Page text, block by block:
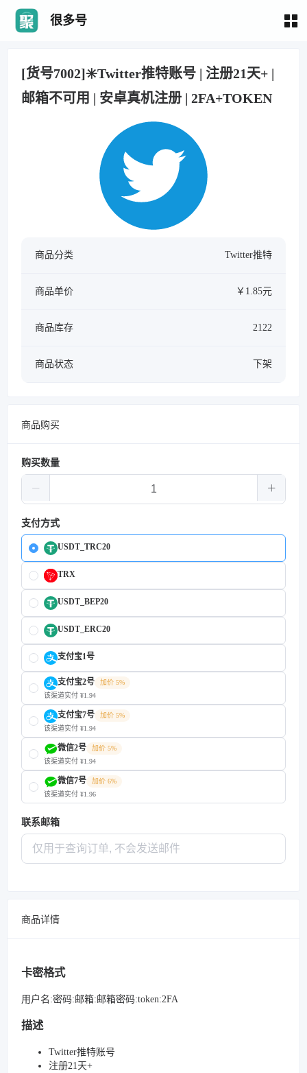
很多号
[货号7002]✳️Twitter推特账号 | 注册21天+ |
邮箱不可用 | 安卓真机注册 | 2FA+TOKEN
商品分类 Twitter推特
商品单价 ￥1.85元
商品库存 2122
商品状态 下架
商品购买
购买数量
支付方式
USDT_TRC20
TRX
USDT_BEP20
USDT_ERC20
支付宝1号
支付宝2号
加价 5%
该渠道实付 ¥1.94
支付宝7号
加价 5%
该渠道实付 ¥1.94
微信2号
加价 5%
该渠道实付 ¥1.94
微信7号
加价 6%
该渠道实付 ¥1.96
联系邮箱
商品详情
卡密格式
用户名:密码:邮箱:邮箱密码:token:2FA
描述
Twitter推特账号
注册21天+